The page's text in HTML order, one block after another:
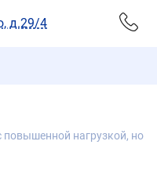
д.29/4
повышенной нагрузкой, но